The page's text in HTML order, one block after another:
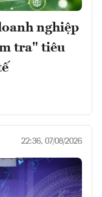
nghiệp
tra" tiêu
22:36, 07/08/2026